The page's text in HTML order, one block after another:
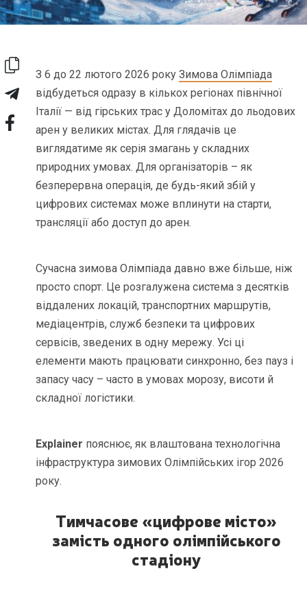
З 6 до 22 лютого 2026 рокуЗимова Олімпіада
відбудеться одразу в кількох регіонах північної
Італії — від гірських трас у Доломітах до льодових
арен у великих містах. Для глядачів це
виглядатиме як серія змагань у складних
природних умовах. Для організаторів – як
безперервна операція, де будь-який збій у
цифрових системах може вплинути на старти,
трансляції або доступ до арен.
Сучасна зимова Олімпіада давно вже більше, ніж
просто спорт. Це розгалужена система з десятків
віддалених локацій, транспортних маршрутів,
медіацентрів, служб безпеки та цифрових
сервісів, зведених в одну мережу. Усі ці
елементи мають працювати синхронно, без пауз і
запасу часу – часто в умовах морозу, висоти й
складної логістики.
Explainer пояснює, як влаштована технологічна
інфраструктура зимових Олімпійських ігор 2026
року.
Тимчасове «цифрове місто»
замість одного олімпійського
стадіону